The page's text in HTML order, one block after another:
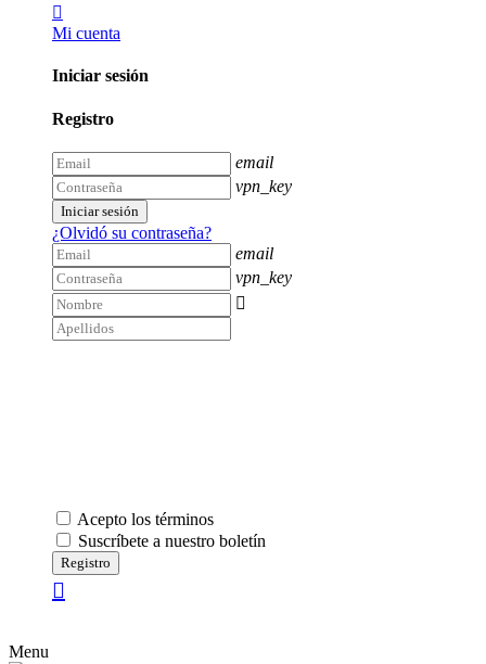
Mi cuenta
Iniciar sesión
Registro
email
vpn_key
Iniciar sesión
¿Olvidó su contraseña?
email
vpn_key

Acepto los términos
Suscríbete a nuestro boletín
Registro
Menu